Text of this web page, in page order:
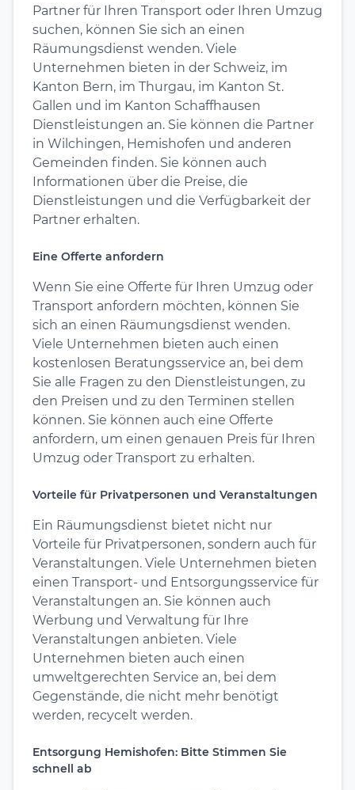
Partner für Ihren Transport oder Ihren Umzug
suchen, können Sie sich an einen
Räumungsdienst wenden. Viele
Unternehmen bieten in der Schweiz, im
Kanton Bern, im Thurgau, im Kanton St.
Gallen und im Kanton Schaffhausen
Dienstleistungen an. Sie können die Partner
in Wilchingen, Hemishofen und anderen
Gemeinden finden. Sie können auch
Informationen über die Preise, die
Dienstleistungen und die Verfügbarkeit der
Partner erhalten.
Eine Offerte anfordern
Wenn Sie eine Offerte für Ihren Umzug oder
Transport anfordern möchten, können Sie
sich an einen Räumungsdienst wenden.
Viele Unternehmen bieten auch einen
kostenlosen Beratungsservice an, bei dem
Sie alle Fragen zu den Dienstleistungen, zu
den Preisen und zu den Terminen stellen
können. Sie können auch eine Offerte
anfordern, um einen genauen Preis für Ihren
Umzug oder Transport zu erhalten.
Vorteile für Privatpersonen und Veranstaltungen
Ein Räumungsdienst bietet nicht nur
Vorteile für Privatpersonen, sondern auch für
Veranstaltungen. Viele Unternehmen bieten
einen Transport- und Entsorgungsservice für
Veranstaltungen an. Sie können auch
Werbung und Verwaltung für Ihre
Veranstaltungen anbieten. Viele
Unternehmen bieten auch einen
umweltgerechten Service an, bei dem
Gegenstände, die nicht mehr benötigt
werden, recycelt werden.
Entsorgung Hemishofen: Bitte Stimmen Sie
schnell ab